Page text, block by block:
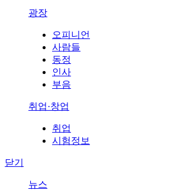
광장
오피니언
사람들
동정
인사
부음
취업·창업
취업
시험정보
닫기
뉴스